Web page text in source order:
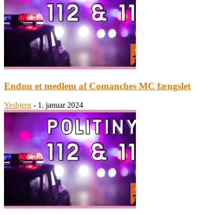
Endnu et medlem af Comanches MC fængslet
Yesbjerg - 1. januar 2024